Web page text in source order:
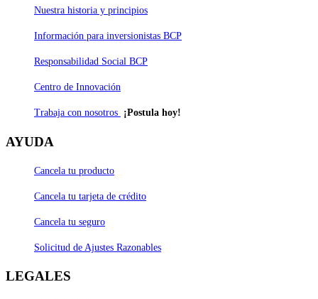
Nuestra historia y principios
Información para inversionistas BCP
Responsabilidad Social BCP
Centro de Innovación
Trabaja con nosotros ¡Postula hoy!
AYUDA
Cancela tu producto
Cancela tu tarjeta de crédito
Cancela tu seguro
Solicitud de Ajustes Razonables
LEGALES